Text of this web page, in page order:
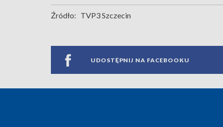
Źródło: TVP3 Szczecin
UDOSTĘPNIJ NA FACEBOOKU